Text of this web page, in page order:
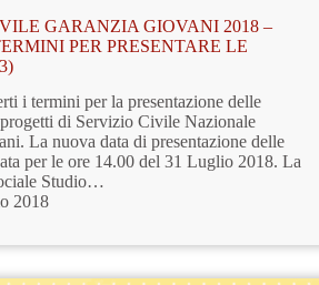
GARANZIA GIOVANI 2018 –
PER PRESENTARE LE
i termini per la presentazione delle
di Servizio Civile Nazionale
La nuova data di presentazione delle
per le ore 14.00 del 31 Luglio 2018. La
Studio…
2018